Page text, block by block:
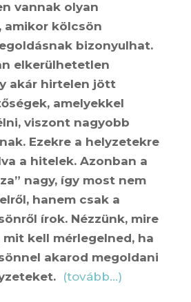
vannak olyan
amikor kölcsön
bizonyulhat.
elkerülhetetlen
akár hirtelen jött
amelyekkel
viszont nagyobb
Ezekre a helyzetekre
a hitelek. Azonban a
nagy, így most nem
hanem csak a
írok. Nézzünk, mire
kell mérlegelned, ha
akarod megoldani
(tovább…)